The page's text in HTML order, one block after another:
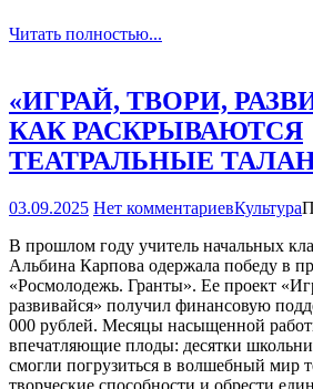
Читать полностью...
«ИГРАЙ, ТВОРИ,
КАК РАСКРЫВАЮТСЯ
ТЕАТРАЛЬНЫЕ
03.09.2025 Нет комментариевКультура
В прошлом году учитель начальных
Альбина Карпова одержала победу в
«Росмолодежь. Гранты». Ее проект
развивайся» получил финансовую
000 рублей. Месяцы насыщенной
впечатляющие плоды: десятки
смогли погрузиться в волшебный мир
творческие способности и обрести